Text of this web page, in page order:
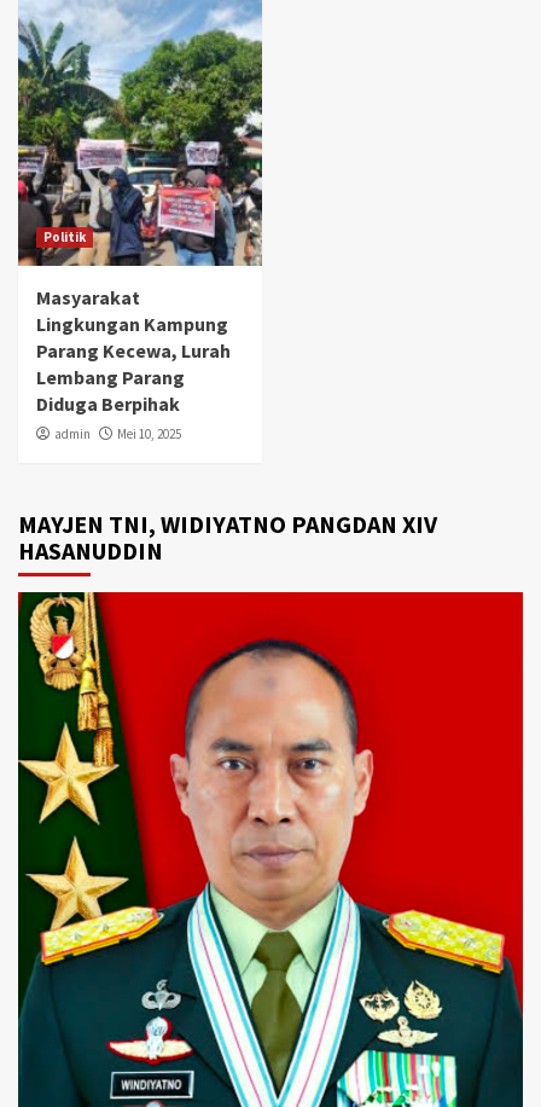
Politik
Masyarakat
Lingkungan Kampung
Parang Kecewa, Lurah
Lembang Parang
Diduga Berpihak
admin Mei 10, 2025
MAYJEN TNI, WIDIYATNO PANGDAN XIV
HASANUDDIN